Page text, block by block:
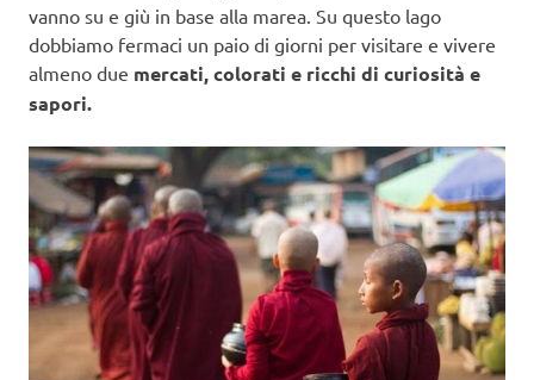
vanno su e giù in base alla marea. Su questo lago
dobbiamo fermaci un paio di giorni per visitare e vivere
almeno due mercati, colorati e ricchi di curiosità e
sapori.